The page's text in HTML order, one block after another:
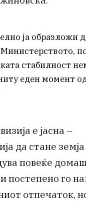
ја образложи
Министерството,
стабилност
еден момент
е јасна –
да стане земја
повеќе
постепено го
отпечаток,